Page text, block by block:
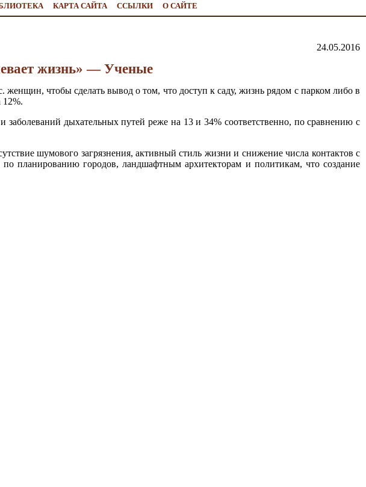
КАРТА САЙТА ССЫЛКИ О САЙТЕ
24.05.2016
жизнь» — Ученые
чтобы сделать вывод о том, что доступ к саду, жизнь рядом с парком либо в
12%.
дыхательных путей реже на 13 и 34% соответственно, по сравнению с
шумового загрязнения, активный стиль жизни и снижение числа контактов с
планированию городов, ландшафтным архитекторам и политикам, что создание